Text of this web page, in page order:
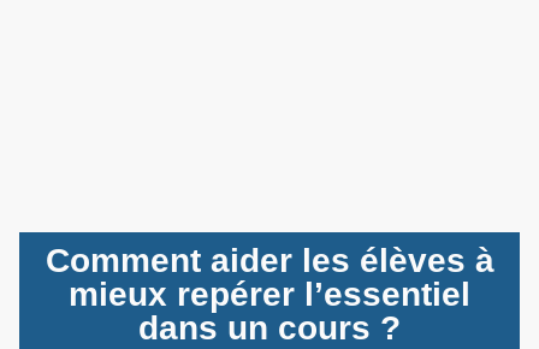
Comment aider les élèves à
mieux repérer l’essentiel
dans un cours ?